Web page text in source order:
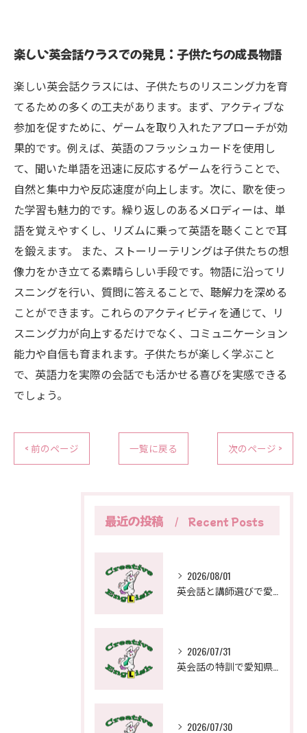
楽しい英会話クラスでの発見：子供たちの成長物語
楽しい英会話クラスには、子供たちのリスニング力を育
てるための多くの工夫があります。まず、アクティブな
参加を促すために、ゲームを取り入れたアプローチが効
果的です。例えば、英語のフラッシュカードを使用し
て、聞いた単語を迅速に反応するゲームを行うことで、
自然と集中力や反応速度が向上します。次に、歌を使っ
た学習も魅力的です。繰り返しのあるメロディーは、単
語を覚えやすくし、リズムに乗って英語を聴くことで耳
を鍛えます。 また、ストーリーテリングは子供たちの想
像力をかき立てる素晴らしい手段です。物語に沿ってリ
スニングを行い、質問に答えることで、聴解力を深める
ことができます。これらのアクティビティを通じて、リ
スニング力が向上するだけでなく、コミュニケーション
能力や自信も育まれます。子供たちが楽しく学ぶこと
で、英語力を実際の会話でも活かせる喜びを実感できる
でしょう。
< 前のページ 一覧に戻る 次のページ >
最近の投稿 Recent Posts
2026/08/01
2026/07/31
2026/07/30